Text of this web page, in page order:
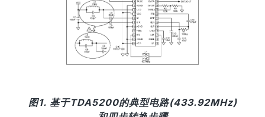
图1. 基于TDA5200的典型电路(433.92MHz)